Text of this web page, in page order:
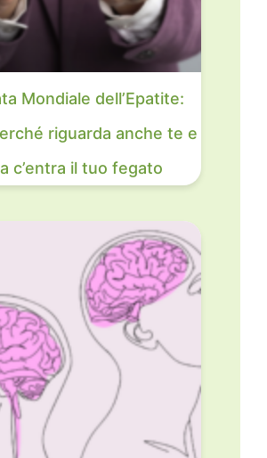
Mondiale dell’Epatite:
riguarda anche te e
c’entra il tuo fegato